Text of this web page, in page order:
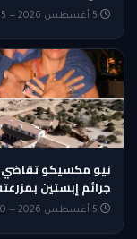
نيو مكسيكو تقاضي
جرائم إبستين